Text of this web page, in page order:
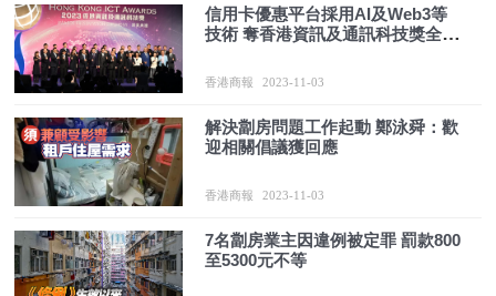
信用卡優惠平台採用AI及Web3等
技術 奪香港資訊及通訊科技獎全年
香港商報 2023-11-03
解決劏房問題工作起動 鄭泳舜：歡
迎相關倡議獲回應
香港商報 2023-11-03
7名劏房業主因違例被定罪 罰款800
至5300元不等